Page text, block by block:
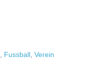
Fussball Verein